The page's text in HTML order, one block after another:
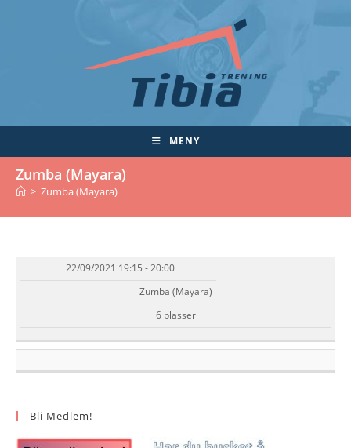
MENY
Zumba (Mayara)
> Zumba (Mayara)
DATO/TID EVENT TILGJENGELIGHET
22/09/2021 19:15 - 20:00
Zumba (Mayara)
6 plasser
Bli Medlem!